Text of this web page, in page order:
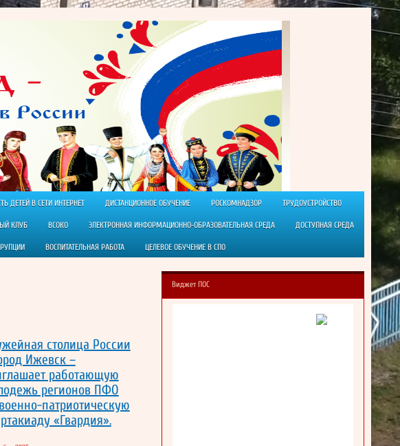
ДЕТЕЙ В СЕТИ ИНТЕРНЕТ ДИСТАНЦИОННОЕ ОБУЧЕНИЕ РОСКОМНАДЗОР ТРУДОУСТРОЙСТВО
КЛУБ ВСОКО ЭЛЕКТРОННАЯ ИНФОРМАЦИОННО-ОБРАЗОВАТЕЛЬНАЯ СРЕДА ДОСТУПНАЯ СРЕДА
ВОСПИТАТЕЛЬНАЯ РАБОТА ЦЕЛЕВОЕ ОБУЧЕНИЕ В СПО
столица России
Ижевск –
работающую
регионов ПФО
патриотическую
«Гвардия».
Виджет ПОС